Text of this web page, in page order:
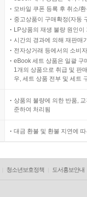
모바일 쿠폰 등록 후 취소/
중고상품이 구매확정(자동
LP상품의 재생 불량 원인
시간의 경과에 의해 재판매
전자상거래 등에서의 소비
eBook 세트 상품은 일괄 구
1개의 상품으로 취급 및 판
우, 세트 상품 전부 및 세트
상품의 불량에 의한 반품,
준하여 처리됨
대금 환불 및 환불 지연에
청소년보호정책 도서홍보안내